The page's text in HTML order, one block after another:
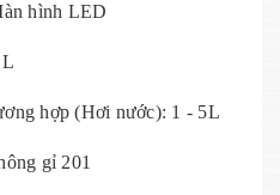
hình LED
L
hợp (Hơi nước): 1 - 5L
gỉ 201